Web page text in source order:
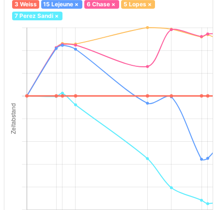
3 Weiss 15 Lejeune × 6 Chase× 5 Lopes×
7 Perez Sandi×